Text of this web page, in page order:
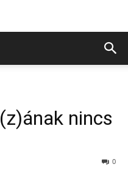
nincs
0